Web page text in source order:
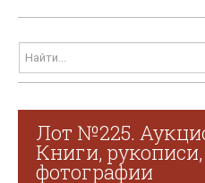
Лот №225.
Книги,
фотографии